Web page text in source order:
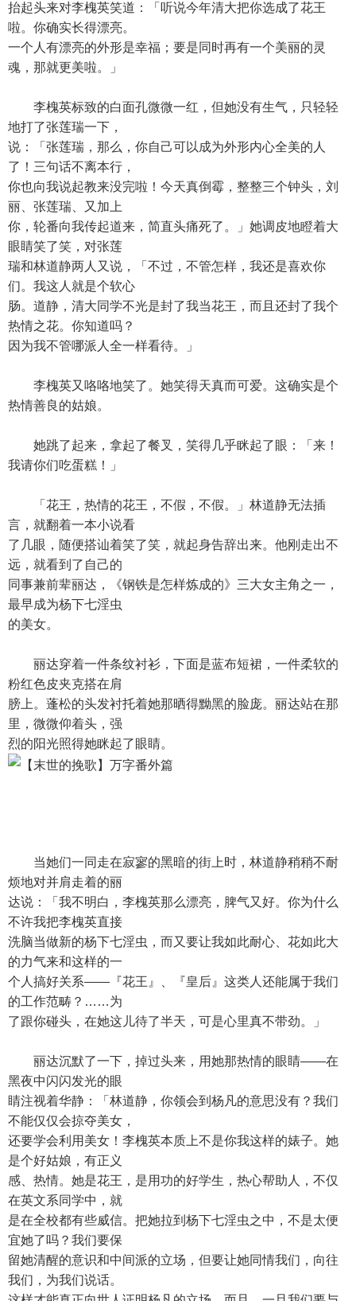
抬起头来对李槐英笑道：「听说今年清大把你选成了花王
啦。你确实长得漂亮。
一个人有漂亮的外形是幸福；要是同时再有一个美丽的灵
魂，那就更美啦。」
李槐英标致的白面孔微微一红，但她没有生气，只轻轻
地打了张莲瑞一下，
说：「张莲瑞，那么，你自己可以成为外形内心全美的人
了！三句话不离本行，
你也向我说起教来没完啦！今天真倒霉，整整三个钟头，刘
丽、张莲瑞、又加上
你，轮番向我传起道来，简直头痛死了。」她调皮地瞪着大
眼睛笑了笑，对张莲
瑞和林道静两人又说，「不过，不管怎样，我还是喜欢你
们。我这人就是个软心
肠。道静，清大同学不光是封了我当花王，而且还封了我个
热情之花。你知道吗？
因为我不管哪派人全一样看待。」
李槐英又咯咯地笑了。她笑得天真而可爱。这确实是个
热情善良的姑娘。
她跳了起来，拿起了餐叉，笑得几乎眯起了眼：「来！
我请你们吃蛋糕！」
「花王，热情的花王，不假，不假。」林道静无法插
言，就翻着一本小说看
了几眼，随便搭讪着笑了笑，就起身告辞出来。他刚走出不
远，就看到了自己的
同事兼前辈丽达，《钢铁是怎样炼成的》三大女主角之一，
最早成为杨下七淫虫
的美女。
丽达穿着一件条纹衬衫，下面是蓝布短裙，一件柔软的
粉红色皮夹克搭在肩
膀上。蓬松的头发衬托着她那晒得黝黑的脸庞。丽达站在那
里，微微仰着头，强
烈的阳光照得她眯起了眼睛。
当她们一同走在寂寥的黑暗的街上时，林道静稍稍不耐
烦地对并肩走着的丽
达说：「我不明白，李槐英那么漂亮，脾气又好。你为什么
不许我把李槐英直接
洗脑当做新的杨下七淫虫，而又要让我如此耐心、花如此大
的力气来和这样的一
个人搞好关系——『花王』、『皇后』这类人还能属于我们
的工作范畴？……为
了跟你碰头，在她这儿待了半天，可是心里真不带劲。」
丽达沉默了一下，掉过头来，用她那热情的眼睛——在
黑夜中闪闪发光的眼
睛注视着华静：「林道静，你领会到杨凡的意思没有？我们
不能仅仅会掠夺美女，
还要学会利用美女！李槐英本质上不是你我这样的婊子。她
是个好姑娘，有正义
感、热情。她是花王，是用功的好学生，热心帮助人，不仅
在英文系同学中，就
是在全校都有些威信。把她拉到杨下七淫虫之中，不是太便
宜她了吗？我们要保
留她清醒的意识和中间派的立场，但要让她同情我们，向往
我们，为我们说话。